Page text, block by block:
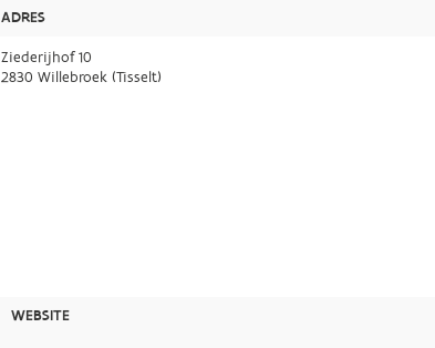
ADRES
Ziederijhof 10
2830 Willebroek (Tisselt)
WEBSITE